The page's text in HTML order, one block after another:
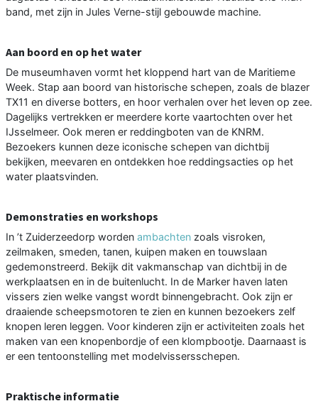
band, met zijn in Jules Verne-stijl gebouwde machine.
Aan boord en op het water
De museumhaven vormt het kloppend hart van de Maritieme
Week. Stap aan boord van historische schepen, zoals de blazer
TX11 en diverse botters, en hoor verhalen over het leven op zee.
Dagelijks vertrekken er meerdere korte vaartochten over het
IJsselmeer. Ook meren er reddingboten van de KNRM.
Bezoekers kunnen deze iconische schepen van dichtbij
bekijken, meevaren en ontdekken hoe reddingsacties op het
water plaatsvinden.
Demonstraties en workshops
In ’t Zuiderzeedorp worden ambachten zoals visroken,
zeilmaken, smeden, tanen, kuipen maken en touwslaan
gedemonstreerd. Bekijk dit vakmanschap van dichtbij in de
werkplaatsen en in de buitenlucht. In de Marker haven laten
vissers zien welke vangst wordt binnengebracht. Ook zijn er
draaiende scheepsmotoren te zien en kunnen bezoekers zelf
knopen leren leggen. Voor kinderen zijn er activiteiten zoals het
maken van een knopenbordje of een klompbootje. Daarnaast is
er een tentoonstelling met modelvissersschepen.
Praktische informatie